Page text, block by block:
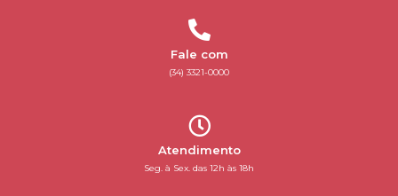
Fale com
(34) 3321-0000
Atendimento
Seg. à Sex. das 12h às 18h